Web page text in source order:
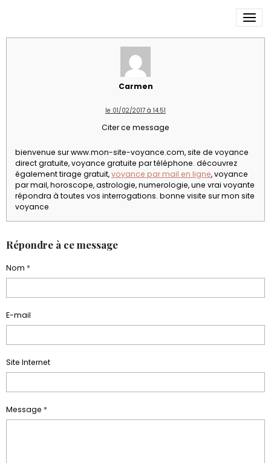
voyance par mail en ligne
Carmen
le 01/02/2017 à 14:51
Citer ce message
bienvenue sur www.mon-site-voyance.com, site de voyance
direct gratuite, voyance gratuite par téléphone. découvrez
également tirage gratuit,voyance par mail en ligne, voyance
par mail, horoscope, astrologie, numerologie, une vrai voyante
répondra à toutes vos interrogations. bonne visite sur mon site
voyance
Répondre à ce message
Nom
E-mail
Site Internet
Message